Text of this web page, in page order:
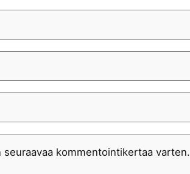
kommentointikertaa varten.